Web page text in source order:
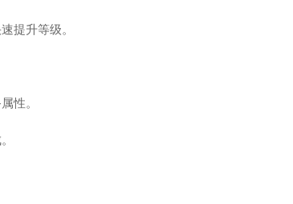
提升等级。
性。